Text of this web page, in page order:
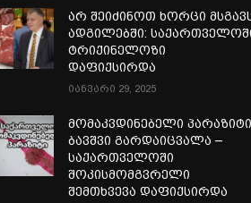
არ შეიძინოთ ხორცი
ადგილებში:
ტრიქინელოზი
დაფიქსირდა
იანვარი 29, 2025
მომაკვდინებელი პარაზიტი,
ბავშვი გარდაიცვალა –
საქართველოში
შოკისმომგვრელი
შემთხვევა დაფიქსირდა